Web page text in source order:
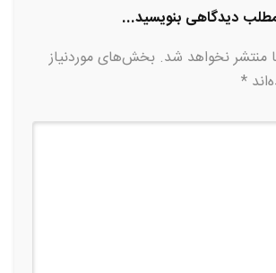
مطلب دیدگاهی بنویسید...
منتشر نخواهد شد. بخش‌های موردنیاز
*